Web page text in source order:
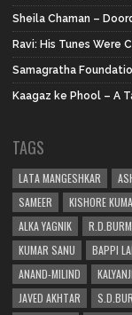
Sheila Chaman –
Ravi: His Tunes Were
Samagratha
Kaagaz ke Phool – A
TAGS
LATA MANGESHKAR
SAMEER
KISHORE
ALKA YAGNIK
KUMAR SANU
BAPPI
ANAND-MILIND
JAVED AKHTAR